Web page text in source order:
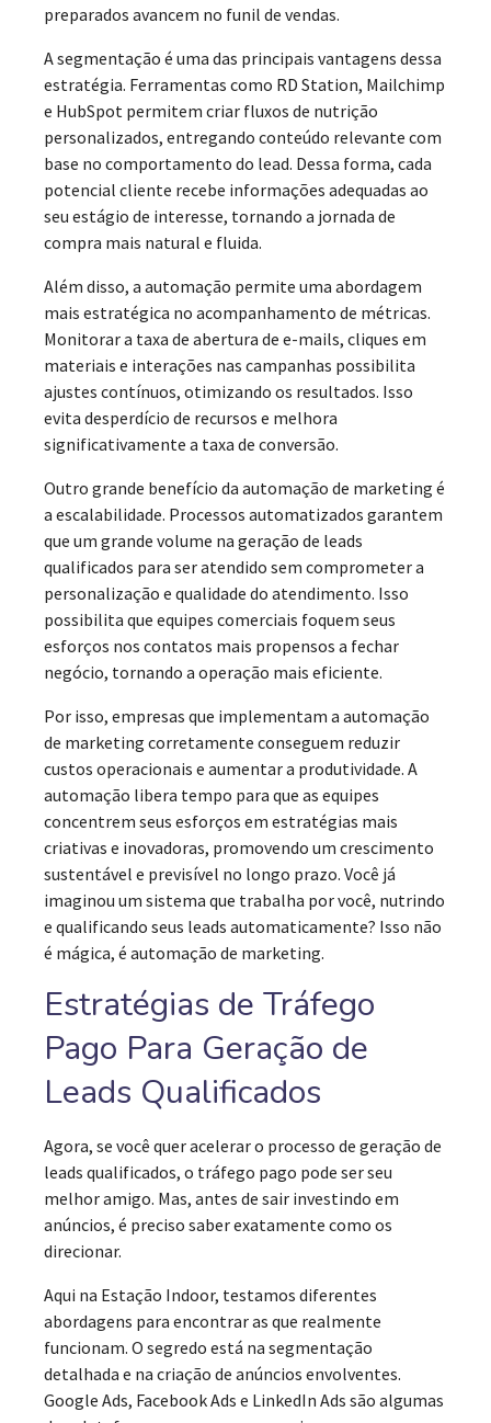
preparados avancem no funil de vendas.
A segmentação é uma das principais vantagens dessa
estratégia. Ferramentas como RD Station, Mailchimp
e HubSpot permitem criar fluxos de nutrição
personalizados, entregando conteúdo relevante com
base no comportamento do lead. Dessa forma, cada
potencial cliente recebe informações adequadas ao
seu estágio de interesse, tornando a jornada de
compra mais natural e fluida.
Além disso, a automação permite uma abordagem
mais estratégica no acompanhamento de métricas.
Monitorar a taxa de abertura de e-mails, cliques em
materiais e interações nas campanhas possibilita
ajustes contínuos, otimizando os resultados. Isso
evita desperdício de recursos e melhora
significativamente a taxa de conversão.
Outro grande benefício da automação de marketing é
a escalabilidade. Processos automatizados garantem
que um grande volume na geração de leads
qualificados para ser atendido sem comprometer a
personalização e qualidade do atendimento. Isso
possibilita que equipes comerciais foquem seus
esforços nos contatos mais propensos a fechar
negócio, tornando a operação mais eficiente.
Por isso, empresas que implementam a automação
de marketing corretamente conseguem reduzir
custos operacionais e aumentar a produtividade. A
automação libera tempo para que as equipes
concentrem seus esforços em estratégias mais
criativas e inovadoras, promovendo um crescimento
sustentável e previsível no longo prazo. Você já
imaginou um sistema que trabalha por você, nutrindo
e qualificando seus leads automaticamente? Isso não
é mágica, é automação de marketing.
Estratégias de Tráfego
Pago Para Geração de
Leads Qualificados
Agora, se você quer acelerar o processo de geração de
leads qualificados, o tráfego pago pode ser seu
melhor amigo. Mas, antes de sair investindo em
anúncios, é preciso saber exatamente como os
direcionar.
Aqui na Estação Indoor, testamos diferentes
abordagens para encontrar as que realmente
funcionam. O segredo está na segmentação
detalhada e na criação de anúncios envolventes.
Google Ads, Facebook Ads e LinkedIn Ads são algumas